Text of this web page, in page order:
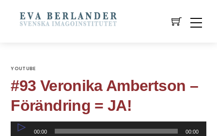
YOUTUBE
#93 Veronika Ambertson –
Förändring = JA!
Ljudspelare
00:00 00:00